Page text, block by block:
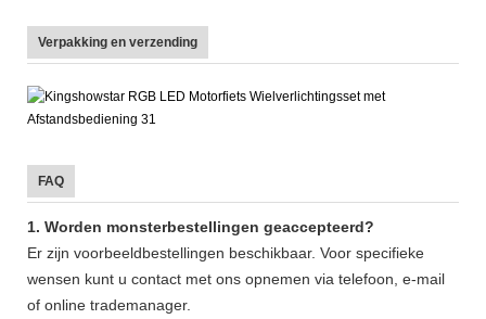
Verpakking en verzending
FAQ
1. Worden monsterbestellingen geaccepteerd?
Er zijn voorbeeldbestellingen beschikbaar. Voor specifieke
wensen kunt u contact met ons opnemen via telefoon, e-mail
of online trademanager.